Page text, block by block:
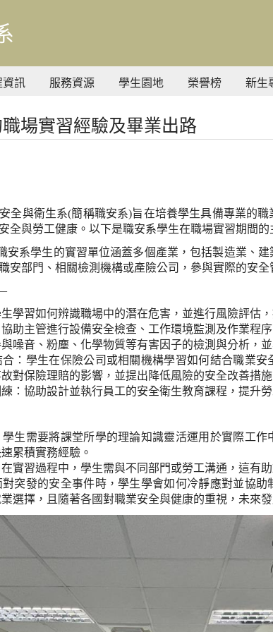
資訊 服務資源 學生園地 榮譽榜 新生
場實習經驗及畢業出路
全與衛生系(簡稱職安系)旨在培養學生具備專業的
全與勞工健康。以下是職安系學生在職場實習期間的
安系學生的實習單位涵蓋多個產業，包括製造業、
安部門、相關檢測機構或產險公司，參與實際的安全
學習如何辨識職場中的潛在危害，並進行風險評估
助主管進行設備安全檢查、工作環境監測及作業程序
噪音、粉塵、化學物質等有害因子的檢測與分析，
：學生在保險公司或相關機構學習如何結合職業
對保險理賠的影響，並提出降低風險的安全改善措施
：協助設計並執行員工的安全衛生教育課程，提升
生需要將課堂所學的理論知識靈活運用於實際工
累積實務經驗。
實習過程中，學生需與不同部門或勞工溝通，這有
突發的安全事件時，學生學會如何冷靜應對並協
選擇，且隨著各國對職業安全與健康的重視，未來發